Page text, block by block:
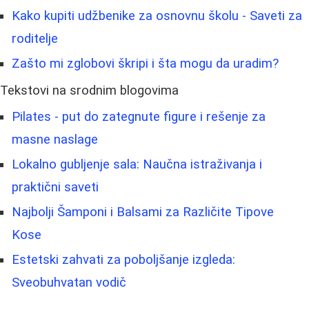
Kako kupiti udžbenike za osnovnu školu - Saveti za
roditelje
Zašto mi zglobovi škripi i šta mogu da uradim?
Tekstovi na srodnim blogovima
Pilates - put do zategnute figure i rešenje za
masne naslage
Lokalno gubljenje sala: Naučna istraživanja i
praktični saveti
Najbolji Šamponi i Balsami za Različite Tipove
Kose
Estetski zahvati za poboljšanje izgleda:
Sveobuhvatan vodič